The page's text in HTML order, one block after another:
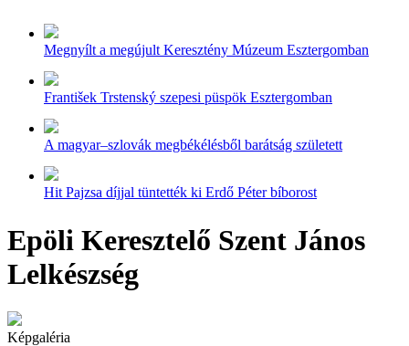
Megnyílt a megújult Keresztény Múzeum Esztergomban
František Trstenský szepesi püspök Esztergomban
A magyar–szlovák megbékélésből barátság született
Hit Pajzsa díjjal tüntették ki Erdő Péter bíborost
Epöli Keresztelő Szent János
Lelkészség
Képgaléria